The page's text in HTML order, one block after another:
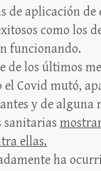
de aplicación de
como los
funcionando.
de los últimos
el Covid mutó,
y de alguna
sanitarias
ellas.
ha